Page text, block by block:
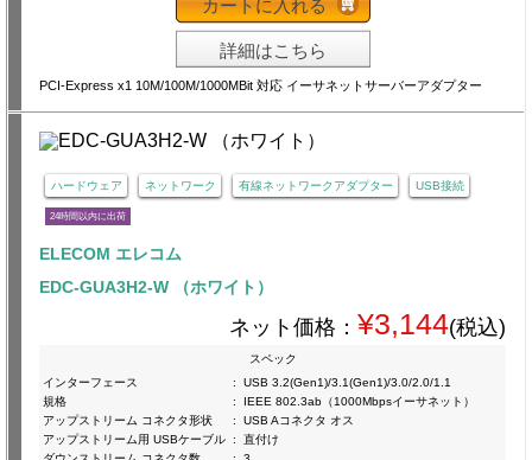
カートに入れる
詳細はこちら
PCI-Express x1 10M/100M/1000MBit 対応 イーサネットサーバーアダプター
ハードウェア ネットワーク 有線ネットワークアダプター USB接続
24時間以内に出荷
ELECOM エレコム
EDC-GUA3H2-W （ホワイト）
ネット価格： ¥3,144(税込)
スペック
インターフェース
:
USB 3.2(Gen1)/3.1(Gen1)/3.0/2.0/1.1
規格
:
IEEE 802.3ab（1000Mbpsイーサネット）
アップストリーム コネクタ形状
:
USB Aコネクタ オス
アップストリーム用 USBケーブル :
直付け